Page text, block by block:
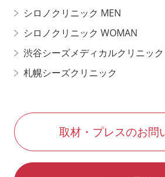
シロノクリニック MEN
シロノクリニック WOMAN
渋谷シーズメディカルクリニック
札幌シーズクリニック
取材・プレスのお問